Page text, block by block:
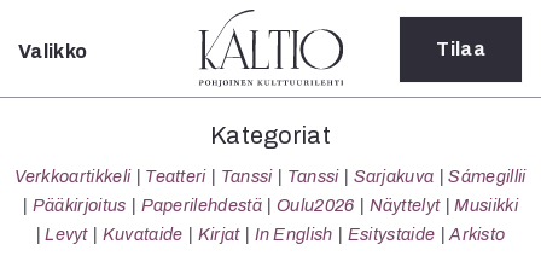
Sulje
Kategoriat
Verkkoartikkeli
Teatteri
Tanssi
Valikko Tilaa
Kategoriat
Verkkoartikkeli Teatteri Tanssi Tanssi Sarjakuva
Sámegillii
Pääkirjoitus
Paperilehdestä Oulu2026 Näyttelyt
Musiikki
Levyt
Kuvataide Kirjat In English Esitystaide Arkisto